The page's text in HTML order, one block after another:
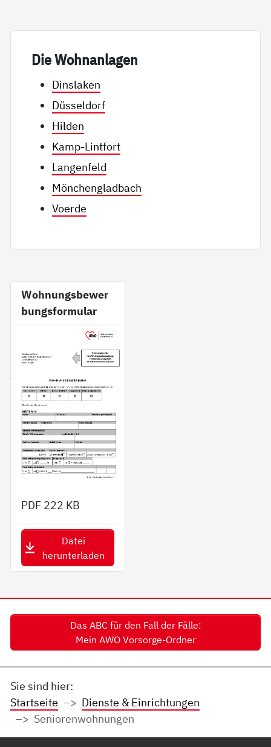
Die Wohn­an­la­gen
Dinslaken
Düsseldorf
Hilden
Kamp-Lintfort
Langenfeld
Mönchengladbach
Voerde
Wohnungsbewer
bungsformular
PDF 222 KB
Datei
herunterladen
Das ABC für den Fall der Fälle:
Mein AWO Vorsorge-Ordner
Sie sind hier:
Startseite
Dienste & Einrichtungen
Seniorenwohnungen